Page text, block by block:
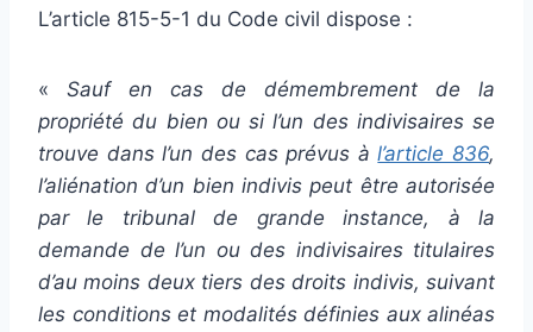
L’article 815-5-1 du Code civil dispose :
« Sauf en cas de démembrement de la
propriété du bien ou si l’un des indivisaires se
trouve dans l’un des cas prévus àl’article 836,
l’aliénation d’un bien indivis peut être autorisée
par le tribunal de grande instance, à la
demande de l’un ou des indivisaires titulaires
d’au moins deux tiers des droits indivis, suivant
les conditions et modalités définies aux alinéas